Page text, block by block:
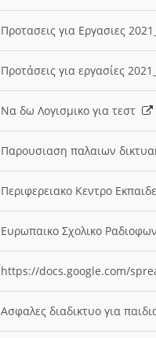
Προτασεις για Εργασιες
Προτάσεις για εργασίες
Να δω Λογισμικο για τεστ
Παρουσιαση παλαιων
Περιφερειακο Κεντρο
Ευρωπαικο Σχολικο
https://docs.google.com/
Ασφαλες διαδικτυο για